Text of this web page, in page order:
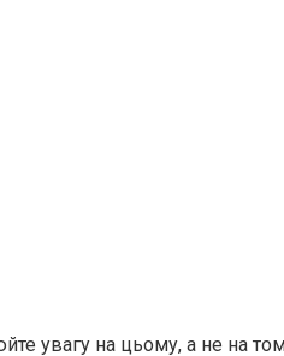
увагу на цьому, а не на